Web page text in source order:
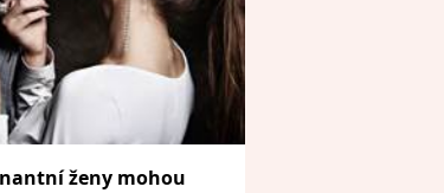
ženy mohou